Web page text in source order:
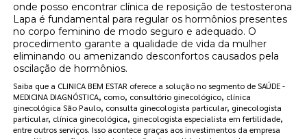
onde posso encontrar clínica de reposição de testosterona
Lapa é fundamental para regular os hormônios presentes
no corpo feminino de modo seguro e adequado. O
procedimento garante a qualidade de vida da mulher
eliminando ou amenizando desconfortos causados pela
oscilação de hormônios.
Saiba que a CLINICA BEM ESTAR oferece a solução no segmento de SAÚDE -
MEDICINA DIAGNÓSTICA, como, consultório ginecológico, clínica
ginecológica São Paulo, consulta ginecologista particular, ginecologista
particular, clínica ginecológica, ginecologista especialista em fertilidade,
entre outros serviços. Isso acontece graças aos investimentos da empresa